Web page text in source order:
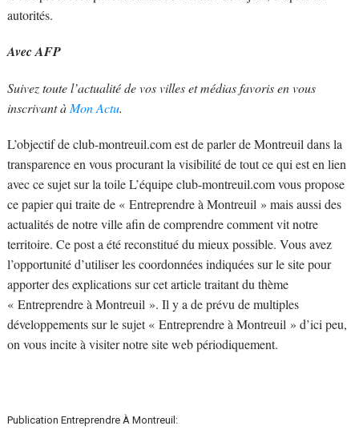
autorités.
Avec AFP
Suivez toute l’actualité de vos villes et médias favoris en vous
inscrivant à Mon Actu.
L’objectif de club-montreuil.com est de parler de Montreuil dans la
transparence en vous procurant la visibilité de tout ce qui est en lien
avec ce sujet sur la toile L’équipe club-montreuil.com vous propose
ce papier qui traite de « Entreprendre à Montreuil » mais aussi des
actualités de notre ville afin de comprendre comment vit notre
territoire. Ce post a été reconstitué du mieux possible. Vous avez
l’opportunité d’utiliser les coordonnées indiquées sur le site pour
apporter des explications sur cet article traitant du thème
« Entreprendre à Montreuil ». Il y a de prévu de multiples
développements sur le sujet « Entreprendre à Montreuil » d’ici peu,
on vous incite à visiter notre site web périodiquement.
Publication Entreprendre À Montreuil: